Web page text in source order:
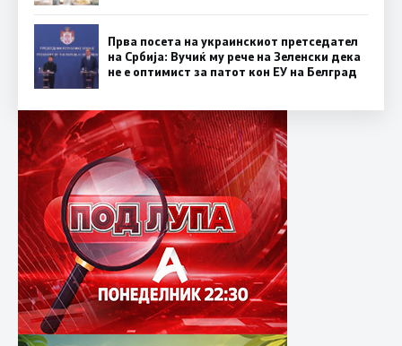
Прва посета на украинскиот претседател
на Србија: Вучиќ му рече на Зеленски дека
не е оптимист за патот кон ЕУ на Белград